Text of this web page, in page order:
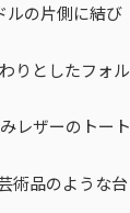
ルの片側に結び
りとしたフォル
レザーのトート
術品のような台